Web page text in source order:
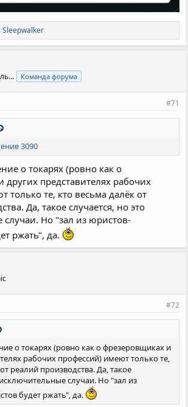
Sleepwalker
Команда форума
#71
3090
о токарях (ровно как о
представителях рабочих
только те, кто весьма далёк от
Да, такое случается, но это
Но "зал из юристов-
ржать", да.
#72
о токарях (ровно как о фрезеровщиках и
рабочих профессий) имеют только те,
реалий производства. Да, такое
случаи. Но "зал из
будет ржать", да.